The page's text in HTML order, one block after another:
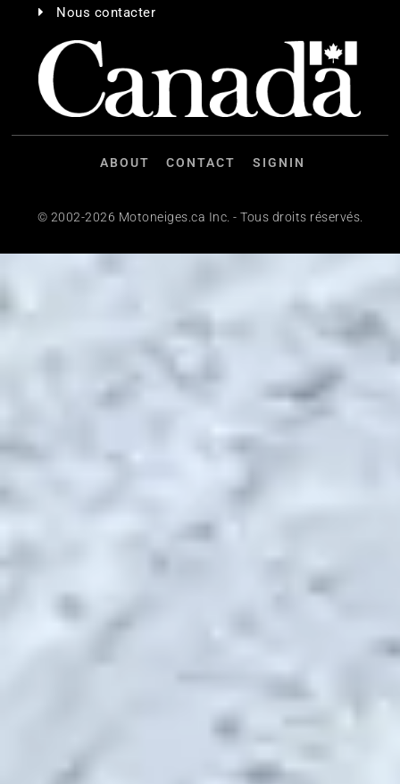
Nous contacter
ABOUT CONTACT SIGNIN
© 2002-2026 Motoneiges.ca Inc. - Tous droits réservés.